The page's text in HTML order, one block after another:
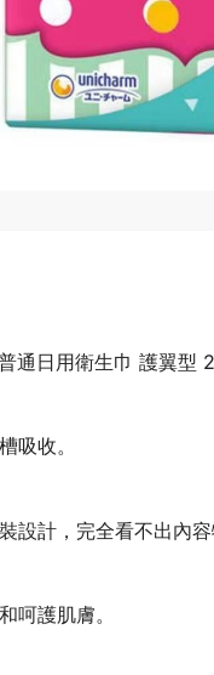
通日用衛生巾 護翼型
吸收。
設計，完全看不出內
呵護肌膚。